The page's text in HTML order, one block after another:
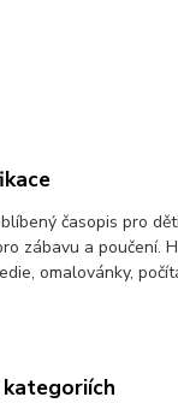
časopis pro
zábavu a poučení.
omalovánky,